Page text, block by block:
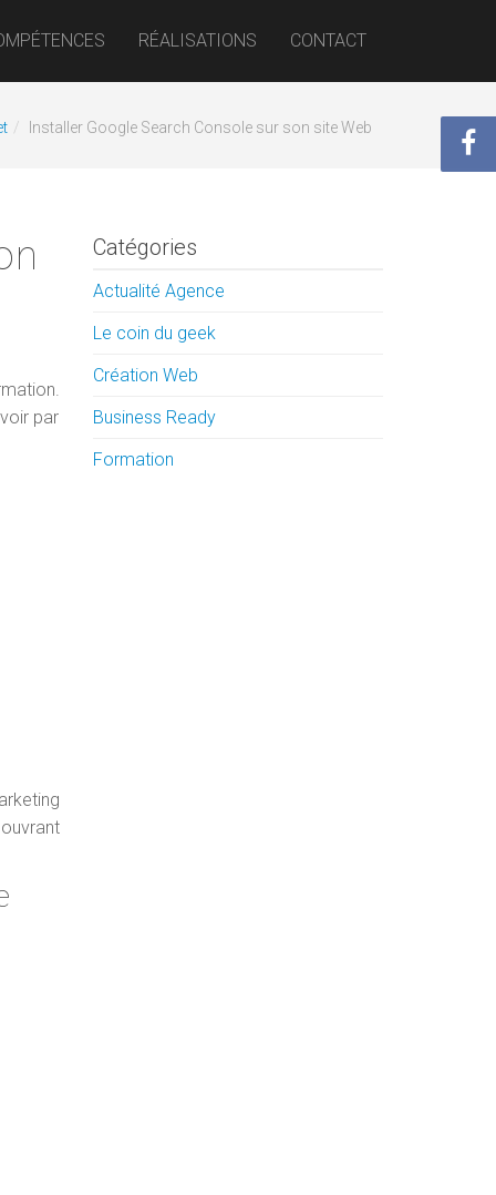
RÉALISATIONS CONTACT
Installer Google Search Console sur son site Web
par
Catégories
Actualité Agence
Le coin du geek
Création Web
Business Ready
Formation